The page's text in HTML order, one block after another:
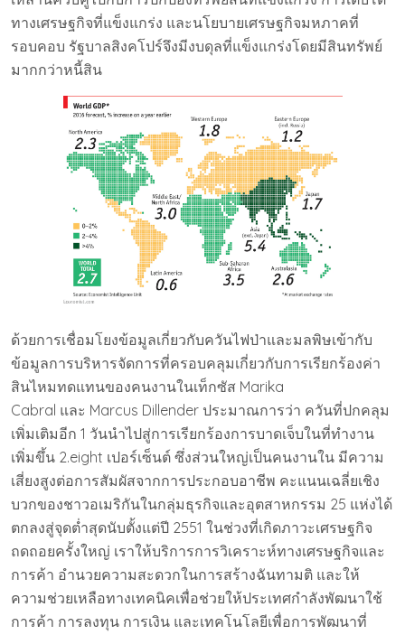
ทางเศรษฐกิจที่แข็งแกร่ง และนโยบายเศรษฐกิจมหภาคที่
รอบคอบ รัฐบาลสิงคโปร์จึงมีงบดุลที่แข็งแกร่งโดยมีสินทรัพย์
มากกว่าหนี้สิน
ด้วยการเชื่อมโยงข้อมูลเกี่ยวกับควันไฟป่าและมลพิษเข้ากับ
ข้อมูลการบริหารจัดการที่ครอบคลุมเกี่ยวกับการเรียกร้องค่า
สินไหมทดแทนของคนงานในเท็กซัส Marika
Cabral และ Marcus Dillender ประมาณการว่า ควันที่ปกคลุม
เพิ่มเติมอีก 1 วันนำไปสู่การเรียกร้องการบาดเจ็บในที่ทำงาน
เพิ่มขึ้น 2.eight เปอร์เซ็นต์ ซึ่งส่วนใหญ่เป็นคนงานใน มีความ
เสี่ยงสูงต่อการสัมผัสจากการประกอบอาชีพ คะแนนเฉลี่ยเชิง
บวกของชาวอเมริกันในกลุ่มธุรกิจและอุตสาหกรรม 25 แห่งได้
ตกลงสู่จุดต่ำสุดนับตั้งแต่ปี 2551 ในช่วงที่เกิดภาวะเศรษฐกิจ
ถดถอยครั้งใหญ่ เราให้บริการการวิเคราะห์ทางเศรษฐกิจและ
การค้า อำนวยความสะดวกในการสร้างฉันทามติ และให้
ความช่วยเหลือทางเทคนิคเพื่อช่วยให้ประเทศกำลังพัฒนาใช้
การค้า การลงทุน การเงิน และเทคโนโลยีเพื่อการพัฒนาที่